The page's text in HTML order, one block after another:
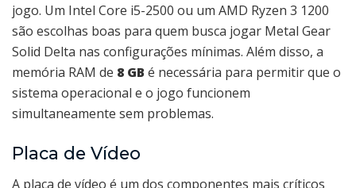
jogo. Um Intel Core i5-2500 ou um AMD Ryzen 3 1200
são escolhas boas para quem busca jogar Metal Gear
Solid Delta nas configurações mínimas. Além disso, a
memória RAM de 8 GB é necessária para permitir que o
sistema operacional e o jogo funcionem
simultaneamente sem problemas.
Placa de Vídeo
A placa de vídeo é um dos componentes mais críticos